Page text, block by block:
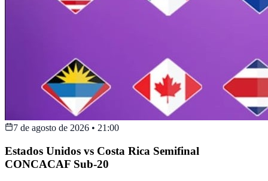
7 de agosto de 2026 • 21:00
Estados Unidos vs Costa Rica Semifinal
CONCACAF Sub-20